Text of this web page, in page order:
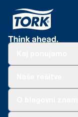
*Velja za podajalnike
Evropi (razen v
ClimatePartner:
uporabnika. Na
povprečje, niso